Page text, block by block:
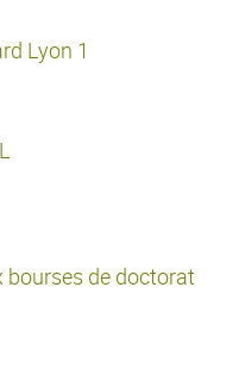
Lyon 1
bourses de doctorat